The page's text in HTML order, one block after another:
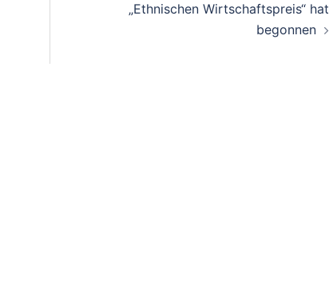
„Ethnischen Wirtschaftspreis“ hat
begonnen